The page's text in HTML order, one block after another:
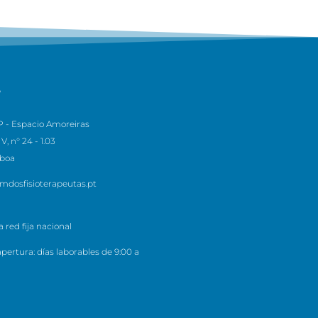
- Espacio Amoreiras
n° 24 - 1.03
red fija nacional
días laborables de 9:00 a